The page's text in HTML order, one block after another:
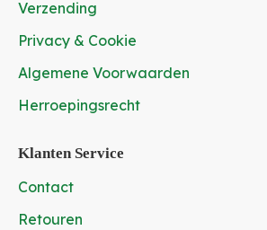
Verzending
Privacy & Cookie
Algemene Voorwaarden
Herroepingsrecht
Klanten Service
Contact
Retouren